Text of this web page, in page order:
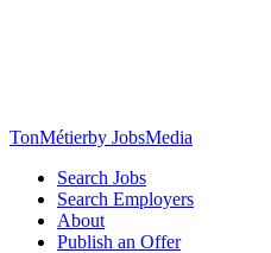
TonMétierby JobsMedia
Search Jobs
Search Employers
About
Publish an Offer